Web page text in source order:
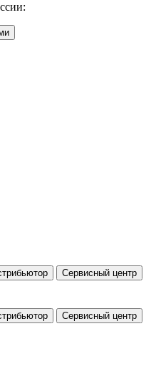
Сервисный центр
Сервисный центр